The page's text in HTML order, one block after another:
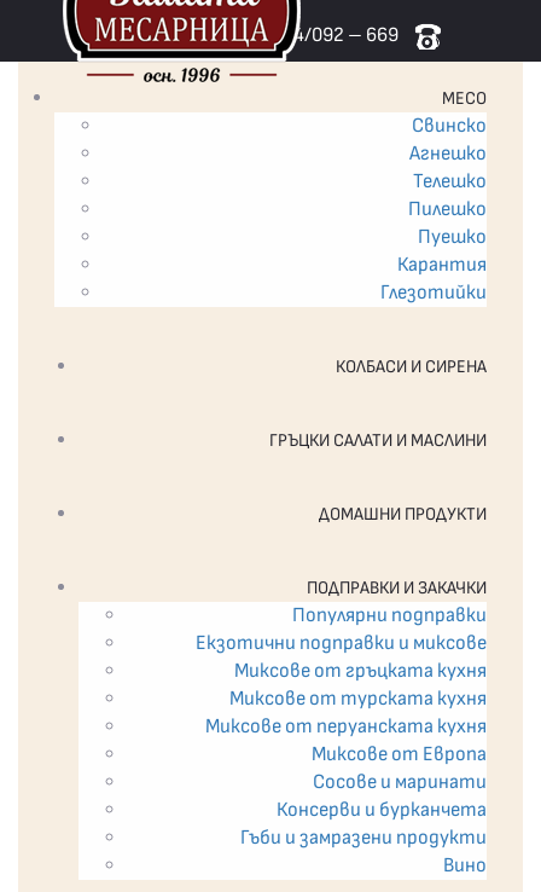
ПОРЪЧАЙТЕ НА ТЕЛ. 0894/092 – 669
МЕСО
Свинско
Агнешко
Телешко
Пилешко
Пуешко
Карантия
Глезотийки
КОЛБАСИ И СИРЕНА
ГРЪЦКИ САЛАТИ И МАСЛИНИ
ДОМАШНИ ПРОДУКТИ
ПОДПРАВКИ И ЗАКАЧКИ
Популярни подправки
Екзотични подпрaвки и миксове
Миксове от гръцката кухня
Миксове от турската кухня
Миксове от перуанската кухня
Миксове от Европа
Сосове и маринати
Консерви и бурканчета
Гъби и замразени продукти
Вино